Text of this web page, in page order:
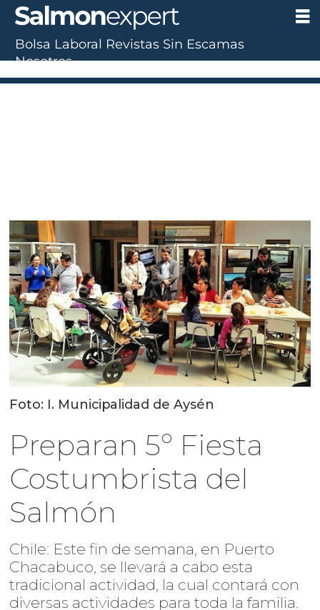
Foto: I. Municipalidad de Aysén
Preparan 5º Fiesta
Costumbrista del
Salmón
Chile: Este fin de semana, en Puerto
Chacabuco, se llevará a cabo esta
tradicional actividad, la cual contará con
diversas actividades para toda la familia.
Bolsa Laboral Revistas Sin Escamas
Nosotros